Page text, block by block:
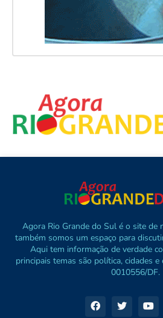
Agora Rio Grande do Sul é o site de
também somos um espaço para
Aqui tem informação de verdade
principais temas são política, cidades
0010556/DF.